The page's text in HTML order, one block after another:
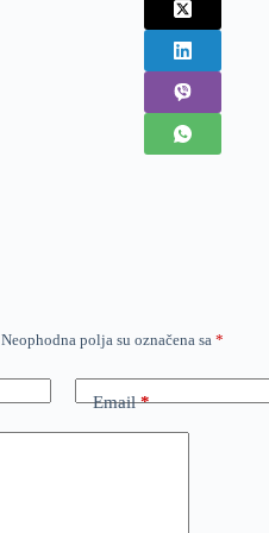
Neophodna polja su označena sa *
Email*